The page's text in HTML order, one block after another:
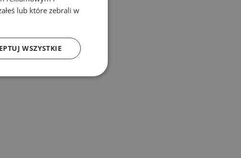
lub które zebrali w
WSZYSTKIE